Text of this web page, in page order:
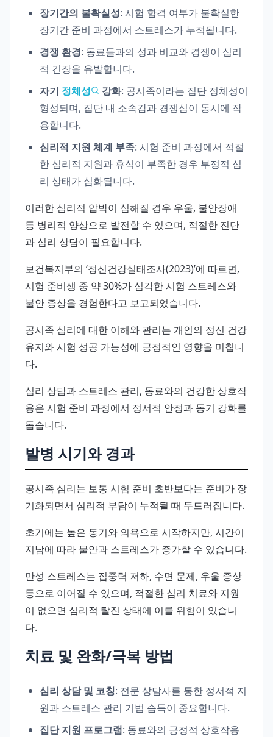
장기간의 불확실성: 시험 합격 여부가 불확실한
장기간 준비 과정에서 스트레스가 누적됩니다.
경쟁 환경: 동료들과의 성과 비교와 경쟁이 심리
적 긴장을 유발합니다.
자기 정체성 강화: 공시족이라는 집단 정체성이
형성되며, 집단 내 소속감과 경쟁심이 동시에 작
용합니다.
심리적 지원 체계 부족: 시험 준비 과정에서 적절
한 심리적 지원과 휴식이 부족한 경우 부정적 심
리 상태가 심화됩니다.
이러한 심리적 압박이 심해질 경우 우울, 불안장애
등 병리적 양상으로 발전할 수 있으며, 적절한 진단
과 심리 상담이 필요합니다.
보건복지부의 ‘정신건강실태조사(2023)’에 따르면,
시험 준비생 중 약 30%가 심각한 시험 스트레스와
불안 증상을 경험한다고 보고되었습니다.
공시족 심리에 대한 이해와 관리는 개인의 정신 건강
유지와 시험 성공 가능성에 긍정적인 영향을 미칩니
다.
심리 상담과 스트레스 관리, 동료와의 건강한 상호작
용은 시험 준비 과정에서 정서적 안정과 동기 강화를
돕습니다.
발병 시기와 경과
공시족 심리는 보통 시험 준비 초반보다는 준비가 장
기화되면서 심리적 부담이 누적될 때 두드러집니다.
초기에는 높은 동기와 의욕으로 시작하지만, 시간이
지남에 따라 불안과 스트레스가 증가할 수 있습니다.
만성 스트레스는 집중력 저하, 수면 문제, 우울 증상
등으로 이어질 수 있으며, 적절한 심리 치료와 지원
이 없으면 심리적 탈진 상태에 이를 위험이 있습니
다.
치료 및 완화/극복 방법
심리 상담 및 코칭: 전문 상담사를 통한 정서적 지
원과 스트레스 관리 기법 습득이 중요합니다.
집단 지원 프로그램: 동료와의 긍정적 상호작용